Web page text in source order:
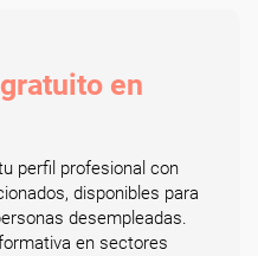
en
perfil profesional con
disponibles para
desempleadas.
en sectores